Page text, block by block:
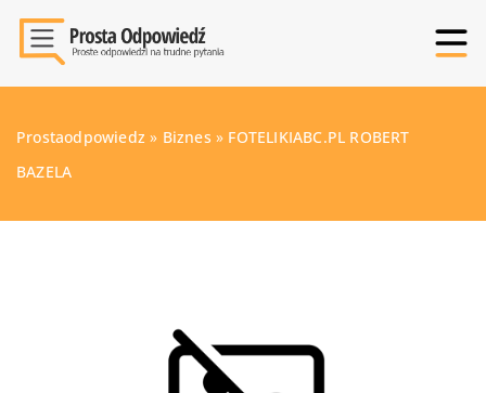
Prostaodpowiedz » Biznes » FOTELIKIABC.PL ROBERT
BAZELA